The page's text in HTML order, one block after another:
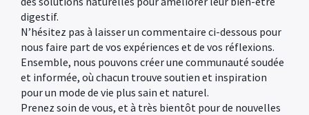
digestif.
N’hésitez pas à laisser un commentaire ci-dessous pour
nous faire part de vos expériences et de vos réflexions.
Ensemble, nous pouvons créer une communauté soudée
et informée, où chacun trouve soutien et inspiration
pour un mode de vie plus sain et naturel.
Prenez soin de vous, et à très bientôt pour de nouvelles